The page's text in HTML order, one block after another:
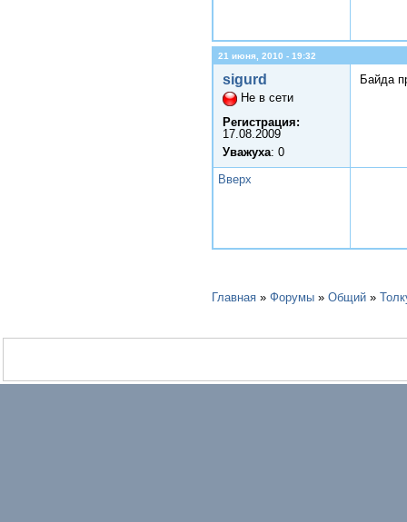
21 июня, 2010 - 19:32
sigurd
Не в сети
Регистрация:
17.08.2009
Уважуха: 0
Байда
Вверх
Главная » Форумы » Общий »